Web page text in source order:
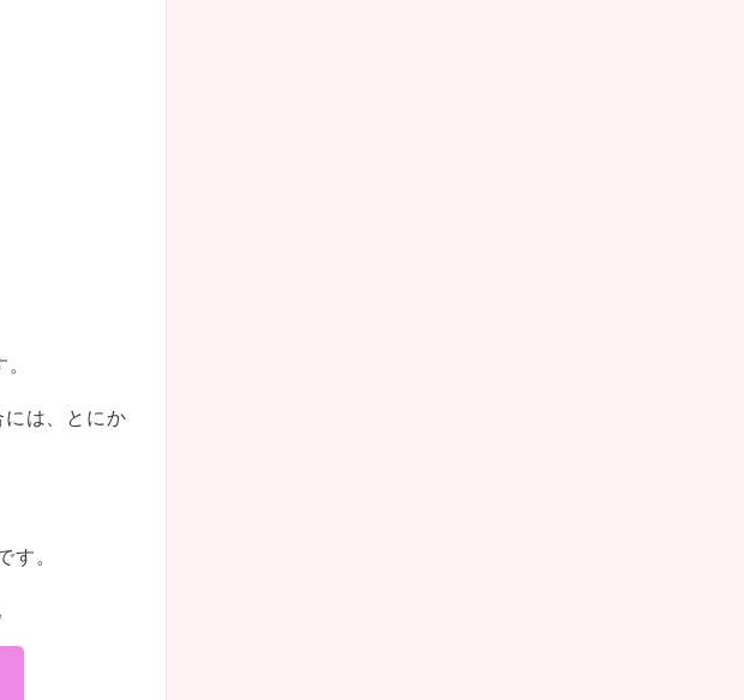
は、とにか
す。